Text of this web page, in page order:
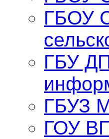
ГБОУ
ГБУ
ГБУЗ
ГОУ